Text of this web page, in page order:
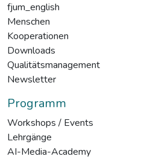
fjum_english
Menschen
Kooperationen
Downloads
Qualitätsmanagement
Newsletter
Programm
Workshops / Events
Lehrgänge
AI-Media-Academy